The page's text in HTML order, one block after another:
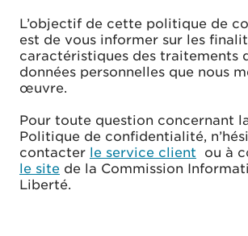
L’objectif de cette politique de
est de vous informer sur les
caractéristiques des traitements
données personnelles que nous
œuvre.
Pour toute question concernant
Politique de confidentialité,
contacter le service client ou à
le site de la Commission
Liberté.